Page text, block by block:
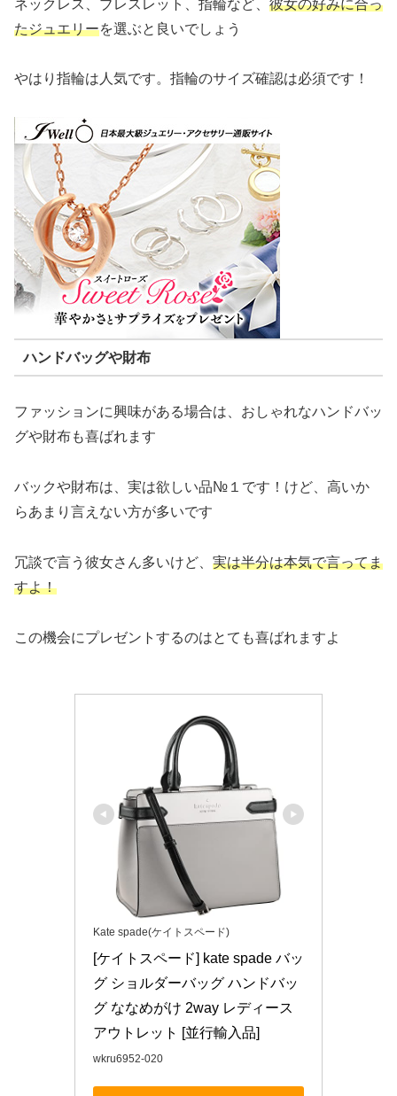
ネックレス、ブレスレット、指輪など、 彼女の好みに合っ
たジュエリーを選ぶと良いでしょう
やはり指輪は人気です。指輪のサイズ確認は必須です！
ハンドバッグや財布
ファッションに興味がある場合は、おしゃれなハンドバッ
グや財布も喜ばれます
バックや財布は、実は欲しい品№１です！けど、高いか
らあまり言えない方が多いです
冗談で言う彼女さん多いけど、 実は半分は本気で言ってま
すよ！
この機会にプレゼントするのはとても喜ばれますよ
Kate spade(ケイトスペード)
[ケイトスペード] kate spade バッ
グ ショルダーバッグ ハンドバッ
グ ななめがけ 2way レディース
アウトレット [並行輸入品]
wkru6952-020